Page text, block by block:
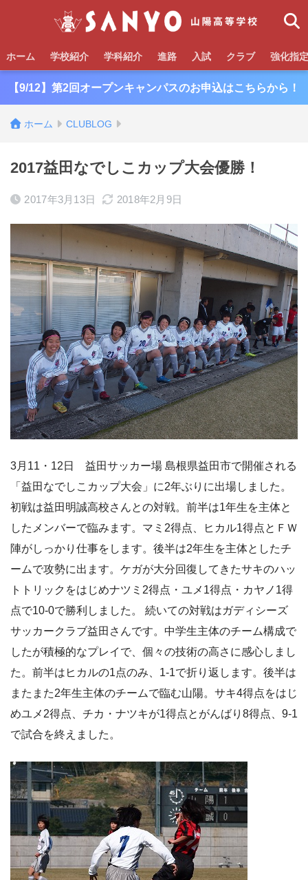
ホーム 学校紹介 学科紹介 進路 入試 クラブ 強化指
【9/12】第2回オープンキャンパスのお申込はこちらから！
ホーム CLUBLOG
2017益田なでしこカップ大会優勝！
2017年3月13日 2018年2月9日
3月11・12日 益田サッカー場 島根県益田市で開催される
「益田なでしこカップ大会」に2年ぶりに出場しました。
初戦は益田明誠高校さんとの対戦。前半は1年生を主体と
したメンバーで臨みます。マミ2得点、ヒカル1得点とＦＷ
陣がしっかり仕事をします。後半は2年生を主体としたチ
ームで攻勢に出ます。ケガが大分回復してきたサキのハッ
トトリックをはじめナツミ2得点・ユメ1得点・カヤノ1得
点で10-0で勝利しました。 続いての対戦はガディシーズ
サッカークラブ益田さんです。中学生主体のチーム構成で
したが積極的なプレイで、個々の技術の高さに感心しまし
た。前半はヒカルの1点のみ、1-1で折り返します。後半は
またまた2年生主体のチームで臨む山陽。サキ4得点をはじ
めユメ2得点、チカ・ナツキが1得点とがんばり8得点、9-1
で試合を終えました。